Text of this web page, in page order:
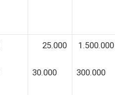
25.000
30.000
1.500.000
300.000